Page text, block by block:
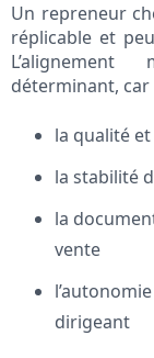
Un repreneur
réplicable et
déterminant,
la qualité
la stabilité
la
vente
dirigeant